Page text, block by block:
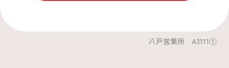
八戸営業所 A3111①